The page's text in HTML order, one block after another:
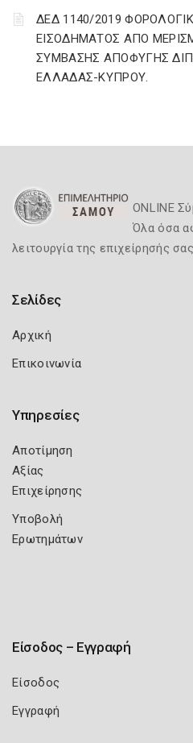
ΔΕΔ 1140/2019
ΕΙΣΟΔΗΜΑΤΟΣ ΑΠΟ
ΣΥΜΒΑΣΗΣ ΑΠΟΦΥΓΗΣ
ΕΛΛΑΔΑΣ-ΚΥΠΡΟΥ.
ONLINE
Όλα όσα
λειτουργία της επιχείρησής
Σελίδες
Αρχική
Επικοινωνία
Υπηρεσίες
Αποτίμηση
Αξίας
Επιχείρησης
Υποβολή
Ερωτημάτων
Είσοδος – Εγγραφή
Είσοδος
Εγγραφή